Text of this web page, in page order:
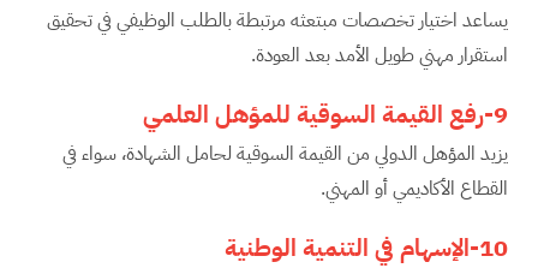
يساعد اختيار تخصصات مبتعثه مرتبطة بالطلب الوظيفي في تحقيق
استقرار مهني طويل الأمد بعد العودة.
9-رفع القيمة السوقية للمؤهل العلمي
يزيد المؤهل الدولي من القيمة السوقية لحامل الشهادة، سواء في
القطاع الأكاديمي أو المهني.
10-الإسهام في التنمية الوطنية